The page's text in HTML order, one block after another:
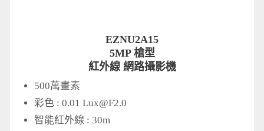
EZNU2A15
5MP 槍型
紅外線 網路攝影機
500萬畫素
彩色 : 0.01Lux@F2.0
智能紅外線 : 30m